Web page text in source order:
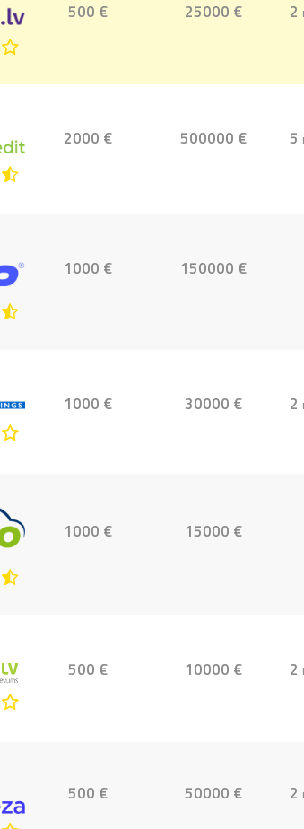
500 € 25000 € 2
2000 € 500000 € 5
1000 € 150000 €
1000 € 30000 € 2
1000 € 15000 €
500 € 10000 € 2
500 € 50000 € 2